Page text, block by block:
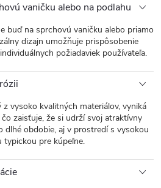
vaničku alebo na podlahu
buď na sprchovú vaničku alebo priamo
dizajn umožňuje prispôsobenie
požiadaviek používateľa.
vysoko kvalitných materiálov, vyniká
zaisťuje, že si udrží svoj atraktívny
obdobie, aj v prostredí s vysokou
typickou pre kúpeľne.